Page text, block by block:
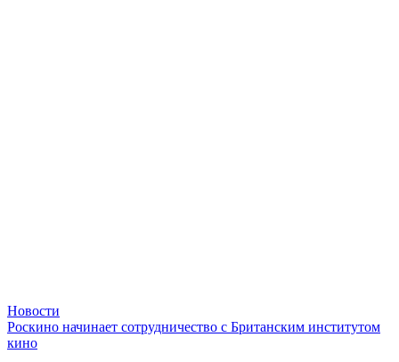
Новости
Роскино начинает сотрудничество с Британским институтом
кино